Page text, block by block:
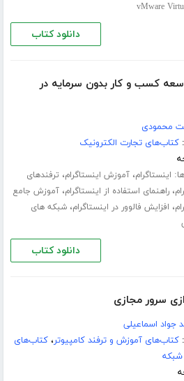
vMware
دانلود کتاب
کسب و کار بدون سرمایه در
محمودی
کتاب‌های تجارت الکترونیک
اینستاگرام،آموزش اینستاگرام، ترفندهای
،راهنمای استفاده از اینستاگرام،آموزش جامع
، افزایش فالوور در اینستاگرام،شبکه های
دانلود کتاب
سرور مجازی
جواد اسماعیلی
کتاب‌های آموزش و ترفند کامپیوتر،کتاب‌های